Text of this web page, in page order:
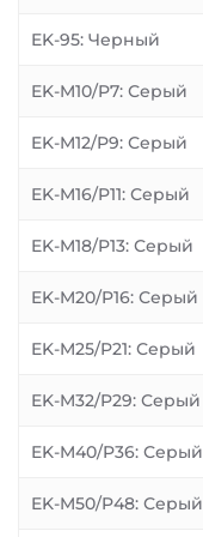
EK-95: Черный
EK-M10/P7: Серый
EK-M12/P9: Серый
EK-M16/P11: Серый
EK-M18/P13: Серый
EK-M20/P16: Серый
EK-M25/P21: Серый
EK-M32/P29: Серый
EK-M40/P36: Серый
EK-M50/P48: Серый